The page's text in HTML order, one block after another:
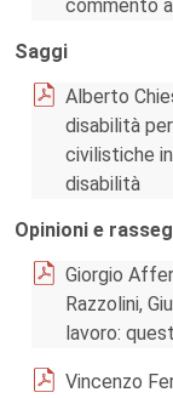
commento
Saggi
Alberto
disabilità
civilistiche
disabilità
Opinioni e
Giorgio
Razzolini,
lavoro:
Vincenzo